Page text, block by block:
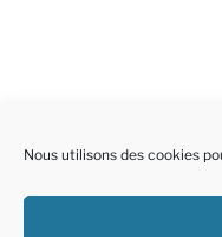
Nous utilisons des cookies